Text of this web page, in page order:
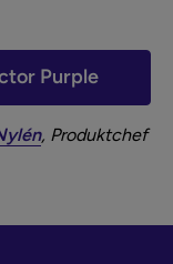
Purple
, Produktchef